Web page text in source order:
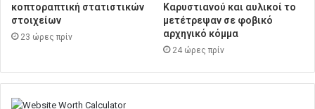
κοπτοραπτική στατιστικών
στοιχείων
23 ώρες πρίν
Καρυστιανού και αυλικοί το
μετέτρεψαν σε φοβικό
αρχηγικό κόμμα
24 ώρες πρίν